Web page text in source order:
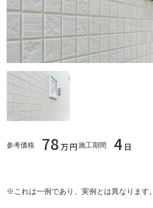
参考価格 78万円施工期間 4 日
※これは一例であり、実例とは異なります。